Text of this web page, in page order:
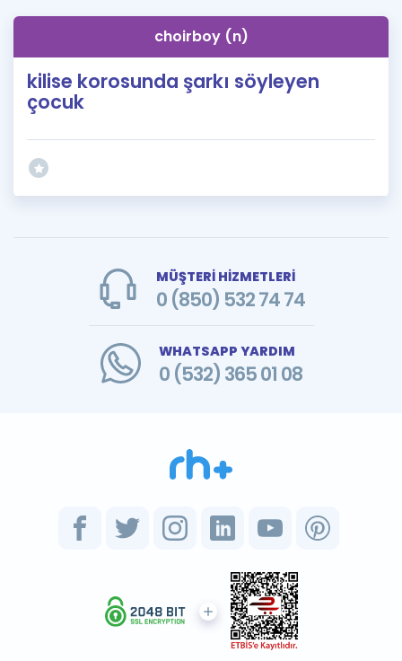
İngilizce Gramer
choirboy (n)
kilise korosunda şarkı söyleyen
çocuk
MÜŞTERİ HİZMETLERİ
0 (850) 532 74 74
WHATSAPP YARDIM
0 (532) 365 01 08